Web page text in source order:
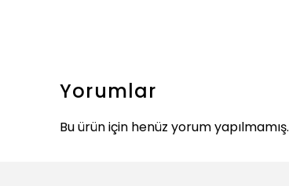
Yorumlar
Bu ürün için henüz yorum yapılmamış.